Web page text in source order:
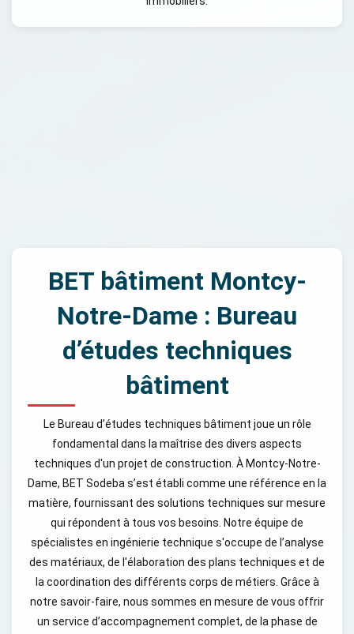
BET bâtiment Montcy-
Notre-Dame : Bureau
d’études techniques
bâtiment
Le Bureau d’études techniques bâtiment joue un rôle
fondamental dans la maîtrise des divers aspects
techniques d'un projet de construction. À Montcy-Notre-
Dame, BET Sodeba s’est établi comme une référence en la
matière, fournissant des solutions techniques sur mesure
qui répondent à tous vos besoins. Notre équipe de
spécialistes en ingénierie technique s'occupe de l’analyse
des matériaux, de l'élaboration des plans techniques et de
la coordination des différents corps de métiers. Grâce à
notre savoir-faire, nous sommes en mesure de vous offrir
un service d’accompagnement complet, de la phase de